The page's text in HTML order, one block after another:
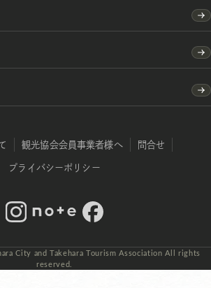
観光協会会員事業者様へ 問合せ
プライバシーポリシー
Instagram
note Facebook
City and Takehara Tourism Association All rights
reserved.